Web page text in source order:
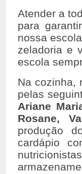
Atender a
para
nossa
zeladoria e
escola
Na cozinha,
pelas
Ariane
Rosane,
produção
cardápio